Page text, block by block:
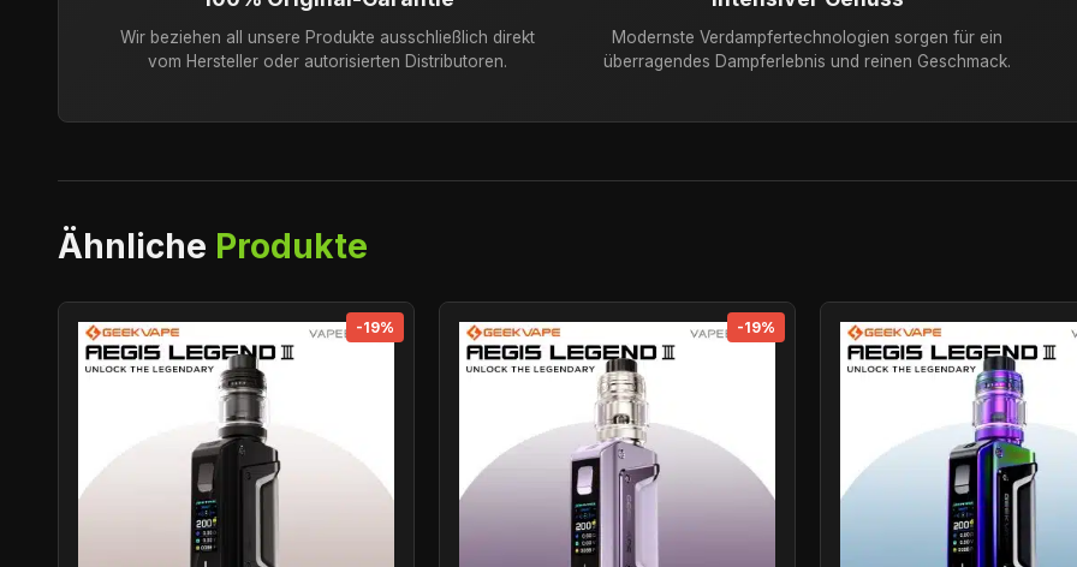
Wir beziehen all unsere Produkte ausschließlich direkt
vom Hersteller oder autorisierten Distributoren.
Modernste Verdampfertechnologien sorgen für ein
überragendes Dampferlebnis und reinen Geschmack.
Ähnliche Produkte
-19% -19%